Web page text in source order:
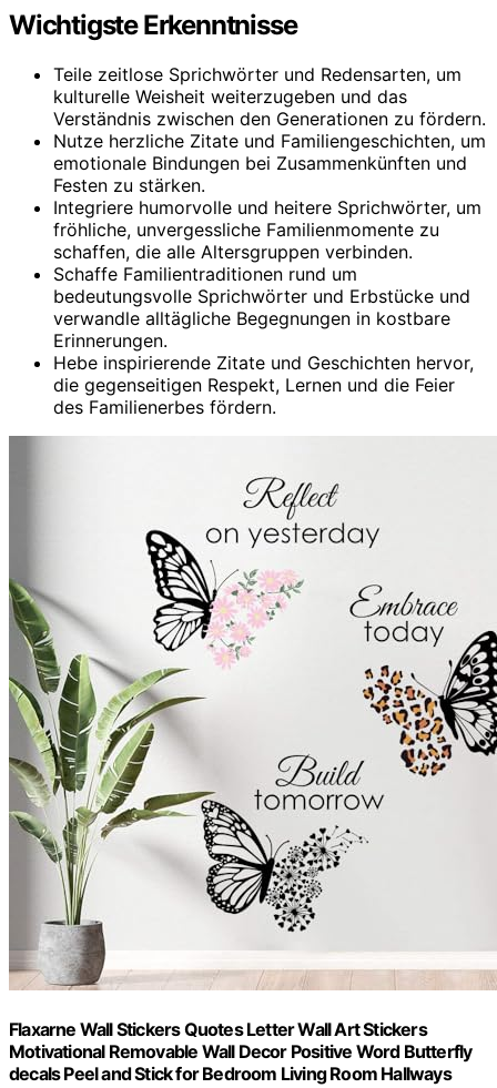
Wichtigste Erkenntnisse
Teile zeitlose Sprichwörter und Redensarten, um
kulturelle Weisheit weiterzugeben und das
Verständnis zwischen den Generationen zu fördern.
Nutze herzliche Zitate und Familiengeschichten, um
emotionale Bindungen bei Zusammenkünften und
Festen zu stärken.
Integriere humorvolle und heitere Sprichwörter, um
fröhliche, unvergessliche Familienmomente zu
schaffen, die alle Altersgruppen verbinden.
Schaffe Familientraditionen rund um
bedeutungsvolle Sprichwörter und Erbstücke und
verwandle alltägliche Begegnungen in kostbare
Erinnerungen.
Hebe inspirierende Zitate und Geschichten hervor,
die gegenseitigen Respekt, Lernen und die Feier
des Familienerbes fördern.
Flaxarne Wall Stickers Quotes Letter Wall Art Stickers
Motivational Removable Wall Decor Positive Word Butterfly
decals Peel and Stick for Bedroom Living Room Hallways